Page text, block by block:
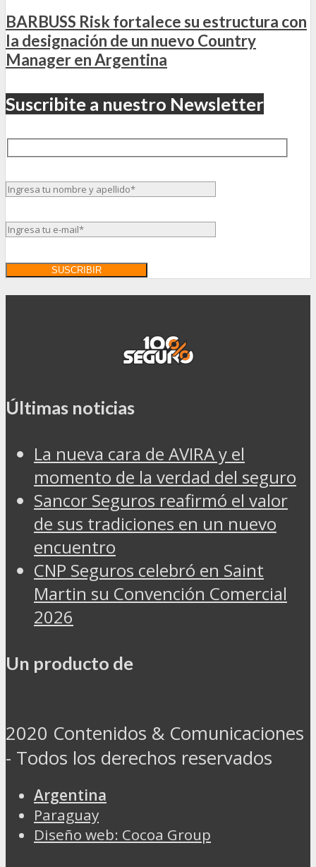
BARBUSS Risk fortalece su estructura con
la designación de un nuevo Country
Manager en Argentina
Suscribite a nuestro Newsletter
Últimas noticias
La nueva cara de AVIRA y el
momento de la verdad del seguro
Sancor Seguros reafirmó el valor
de sus tradiciones en un nuevo
encuentro
CNP Seguros celebró en Saint
Martin su Convención Comercial
2026
Un producto de
2020 Contenidos & Comunicaciones
- Todos los derechos reservados
Argentina
Paraguay
Diseño web: Cocoa Group